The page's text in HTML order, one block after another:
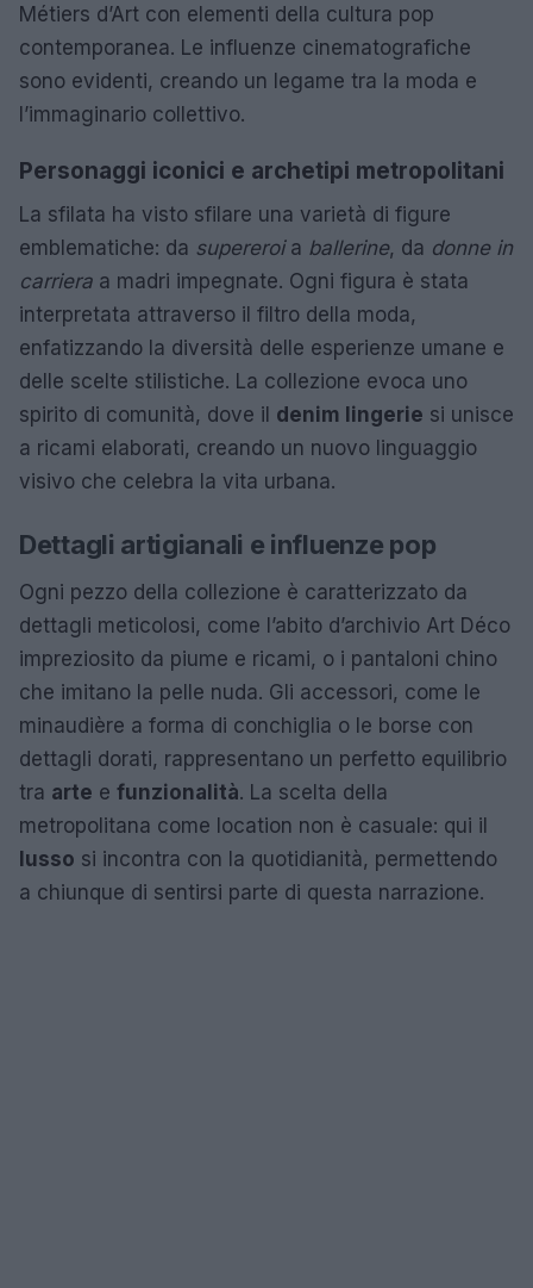
Métiers d’Art con elementi della cultura pop
contemporanea. Le influenze cinematografiche
sono evidenti, creando un legame tra la moda e
l’immaginario collettivo.
Personaggi iconici e archetipi metropolitani
La sfilata ha visto sfilare una varietà di figure
emblematiche: da supereroia ballerine, da donne in
carriera a madri impegnate. Ogni figura è stata
interpretata attraverso il filtro della moda,
enfatizzando la diversità delle esperienze umane e
delle scelte stilistiche. La collezione evoca uno
spirito di comunità, dove il denim lingerie si unisce
a ricami elaborati, creando un nuovo linguaggio
visivo che celebra la vita urbana.
Dettagli artigianali e influenze pop
Ogni pezzo della collezione è caratterizzato da
dettagli meticolosi, come l’abito d’archivio Art Déco
impreziosito da piume e ricami, o i pantaloni chino
che imitano la pelle nuda. Gli accessori, come le
minaudière a forma di conchiglia o le borse con
dettagli dorati, rappresentano un perfetto equilibrio
tra arte e funzionalità. La scelta della
metropolitana come location non è casuale: qui il
lusso si incontra con la quotidianità, permettendo
a chiunque di sentirsi parte di questa narrazione.